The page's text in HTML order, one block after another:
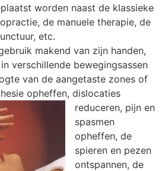
worden naast de klassieke
de manuele therapie, de
etc.
makend van zijn handen,
verschillende bewegingsassen
van de aangetaste zones of
opheffen, dislocaties
reduceren, pijn en
spasmen
opheffen, de
spieren en pezen
ontspannen, de